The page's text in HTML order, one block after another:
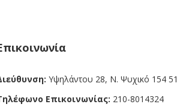
Υψηλάντου 28, Ν. Ψυχικό 154 51
Επικοινωνίας: 210-8014324